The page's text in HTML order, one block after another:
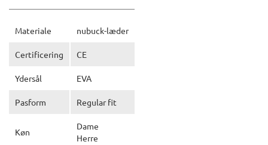
Materiale nubuck-læder
Certificering CE
Ydersål EVA
Pasform Regular fit
Køn
Dame
Herre